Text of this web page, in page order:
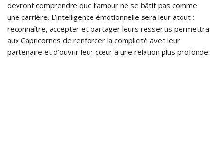
devront comprendre que l’amour ne se bâtit pas comme
une carrière. L’intelligence émotionnelle sera leur atout :
reconnaître, accepter et partager leurs ressentis permettra
aux Capricornes de renforcer la complicité avec leur
partenaire et d’ouvrir leur cœur à une relation plus profonde.